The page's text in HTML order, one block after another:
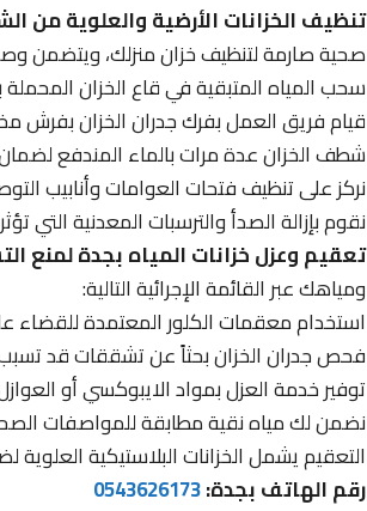
تنظيف الخزانات الأرضية والعلوية من
صحية صارمة لتنظيف خزان منزلك، ويتضمن
سحب المياه المتبقية في قاع الخزان المحملة
قيام فريق العمل بفرك جدران الخزان بفرش
شطف الخزان عدة مرات بالماء المندفع
نركز على تنظيف فتحات العوامات وأنابيب
نقوم بإزالة الصدأ والترسبات المعدنية التي
تعقيم وعزل خزانات المياه بجدة لمنع
ومياهك عبر القائمة الإجرائية التالية:
استخدام معقمات الكلور المعتمدة للقضاء
فحص جدران الخزان بحثاً عن تشققات قد
توفير خدمة العزل بمواد الايبوكسي أو
نضمن لك مياه نقية مطابقة للمواصفات
التعقيم يشمل الخزانات البلاستيكية العلوية
رقم الهاتف بجدة:0543626173